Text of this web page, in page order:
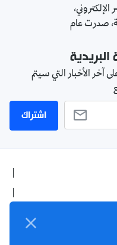
صدرت عام
الأخبار التي سيتم
اشتراك